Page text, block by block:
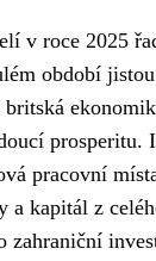
v roce 2025
období
pracovní
a kapitál z
zahraniční